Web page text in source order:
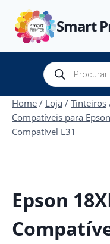
content
Smart
Products
search
Home / Loja / Tinteiros
Compatíveis para Epson
Compatível L31
Epson